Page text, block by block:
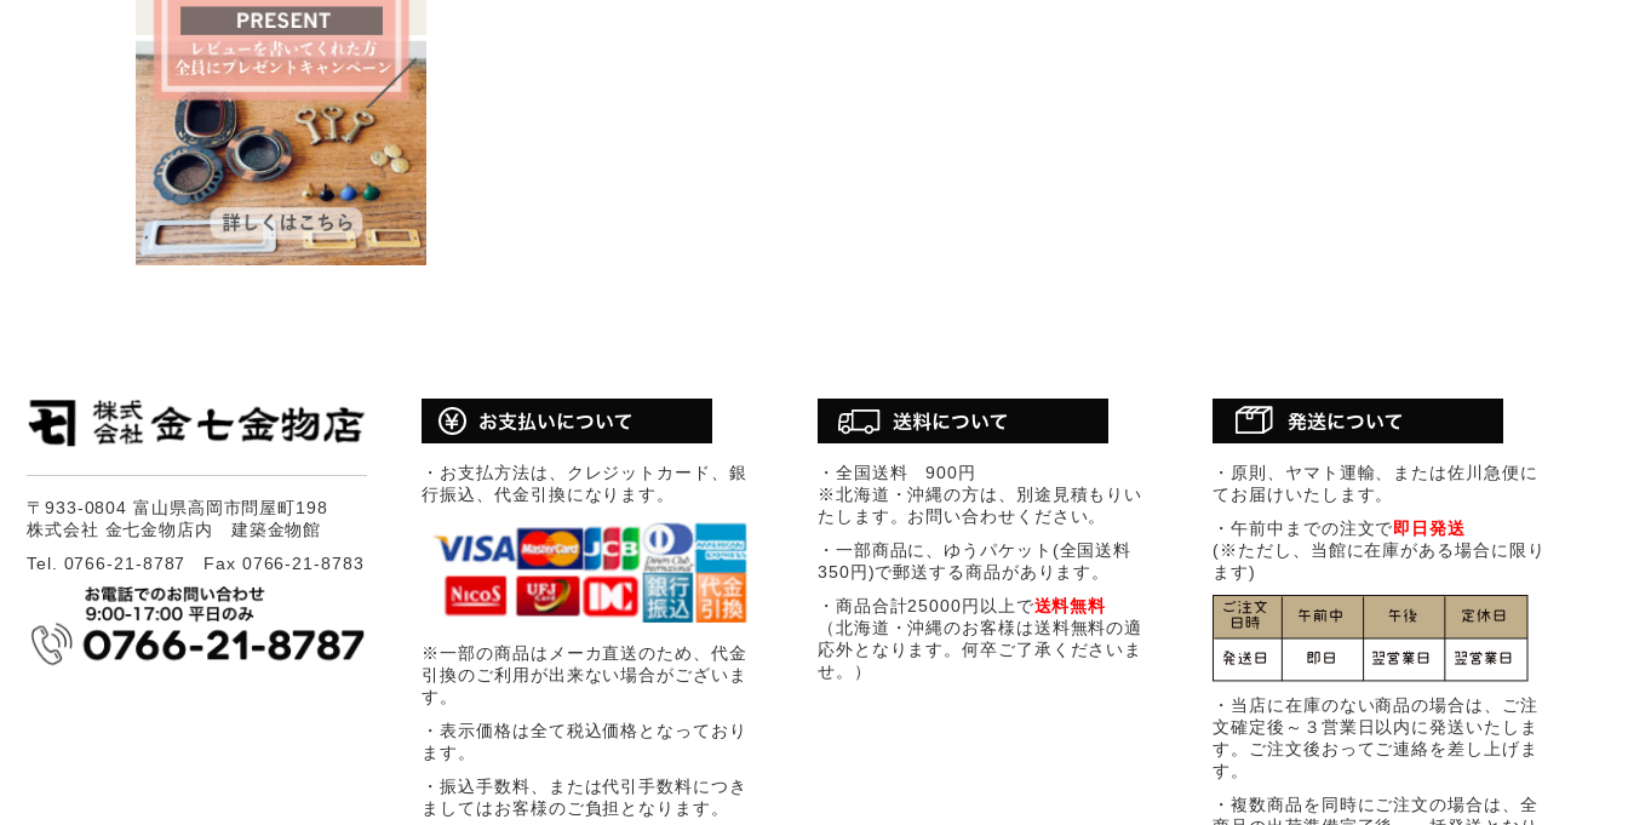
〒933-0804 富山県高岡市問屋町198
株式会社 金七金物店内 建築金物館
Tel. 0766-21-8787 Fax 0766-21-8783
・お支払方法は、クレジットカード、銀
行振込、代金引換になります。
※一部の商品はメーカ直送のため、代金
引換のご利用が出来ない場合がございま
す。
・表示価格は全て税込価格となっており
ます。
・振込手数料、または代引手数料につき
ましてはお客様のご負担となります。
・全国送料 900円
※北海道・沖縄の方は、別途見積もりい
たします。お問い合わせください。
・一部商品に、ゆうパケット(全国送料
350円)で郵送する商品があります。
・商品合計25000円以上で送料無料
（北海道・沖縄のお客様は送料無料の適
応外となります。何卒ご了承くださいま
せ。）
・原則、ヤマト運輸、または佐川急便に
てお届けいたします。
・午前中までの注文で即日発送
(※ただし、当館に在庫がある場合に限り
ます)
・当店に在庫のない商品の場合は、ご注
文確定後～３営業日以内に発送いたしま
す。ご注文後おってご連絡を差し上げま
す。
・複数商品を同時にご注文の場合は、全